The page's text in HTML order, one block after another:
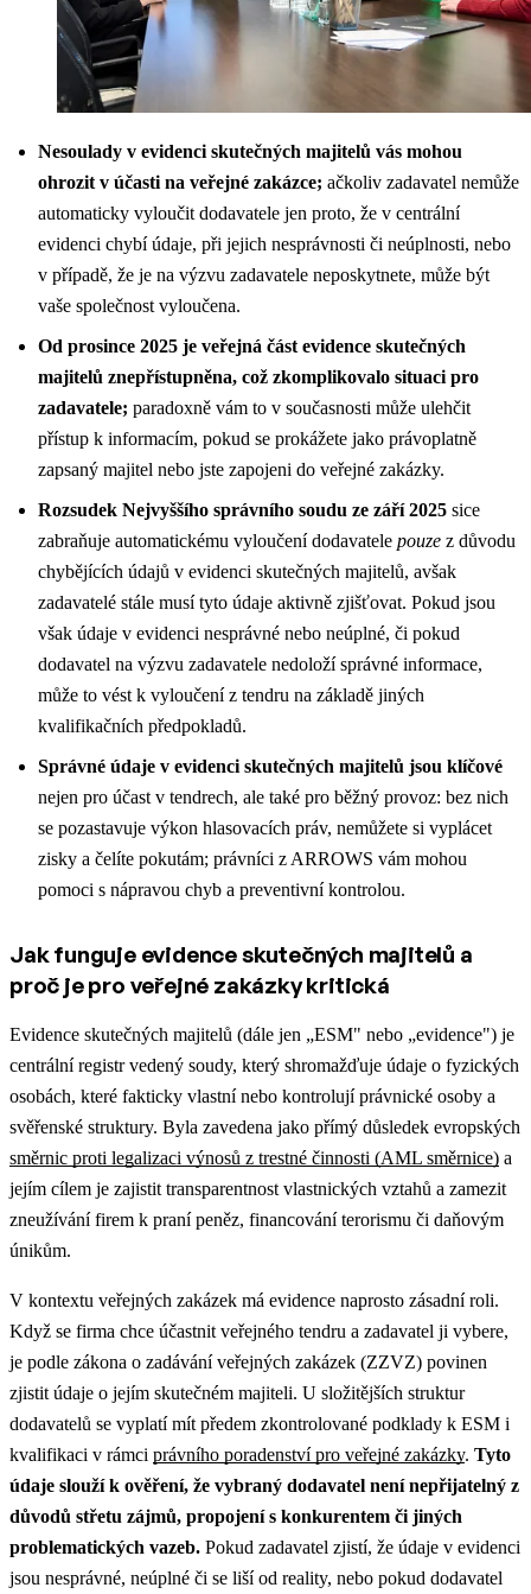
Nesoulady v evidenci skutečných majitelů vás mohou
ohrozit v účasti na veřejné zakázce; ačkoliv zadavatel nemůže
automaticky vyloučit dodavatele jen proto, že v centrální
evidenci chybí údaje, při jejich nesprávnosti či neúplnosti, nebo
v případě, že je na výzvu zadavatele neposkytnete, může být
vaše společnost vyloučena.
Od prosince 2025 je veřejná část evidence skutečných
majitelů znepřístupněna, což zkomplikovalo situaci pro
zadavatele; paradoxně vám to v současnosti může ulehčit
přístup k informacím, pokud se prokážete jako právoplatně
zapsaný majitel nebo jste zapojeni do veřejné zakázky.
Rozsudek Nejvyššího správního soudu ze září 2025 sice
zabraňuje automatickému vyloučení dodavatele pouze z důvodu
chybějících údajů v evidenci skutečných majitelů, avšak
zadavatelé stále musí tyto údaje aktivně zjišťovat. Pokud jsou
však údaje v evidenci nesprávné nebo neúplné, či pokud
dodavatel na výzvu zadavatele nedoloží správné informace,
může to vést k vyloučení z tendru na základě jiných
kvalifikačních předpokladů.
Správné údaje v evidenci skutečných majitelů jsou klíčové
nejen pro účast v tendrech, ale také pro běžný provoz: bez nich
se pozastavuje výkon hlasovacích práv, nemůžete si vyplácet
zisky a čelíte pokutám; právníci z ARROWS vám mohou
pomoci s nápravou chyb a preventivní kontrolou.
Jak funguje evidence skutečných majitelů a
proč je pro veřejné zakázky kritická
Evidence skutečných majitelů (dále jen „ESM" nebo „evidence") je
centrální registr vedený soudy, který shromažďuje údaje o fyzických
osobách, které fakticky vlastní nebo kontrolují právnické osoby a
svěřenské struktury. Byla zavedena jako přímý důsledek evropských
směrnic proti legalizaci výnosů z trestné činnosti (AML směrnice) a
jejím cílem je zajistit transparentnost vlastnických vztahů a zamezit
zneužívání firem k praní peněz, financování terorismu či daňovým
únikům.
V kontextu veřejných zakázek má evidence naprosto zásadní roli.
Když se firma chce účastnit veřejného tendru a zadavatel ji vybere,
je podle zákona o zadávání veřejných zakázek (ZZVZ) povinen
zjistit údaje o jejím skutečném majiteli. U složitějších struktur
dodavatelů se vyplatí mít předem zkontrolované podklady k ESM i
kvalifikaci v rámci právního poradenství pro veřejné zakázky. Tyto
údaje slouží k ověření, že vybraný dodavatel není nepřijatelný z
důvodů střetu zájmů, propojení s konkurentem či jiných
problematických vazeb. Pokud zadavatel zjistí, že údaje v evidenci
jsou nesprávné, neúplné či se liší od reality, nebo pokud dodavatel